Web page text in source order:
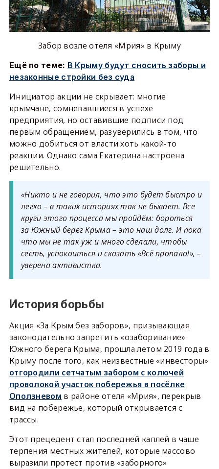
Забор возле отеля «Мрия» в Крыму
Ещё по теме: В Крыму будут сносить заборы и
незаконные стройки без суда
Инициатор акции не скрывает: многие
крымчане, сомневавшиеся в успехе
предприятия, но оставившие подписи под
первым обращением, разуверились в том, что
можно добиться от власти хоть какой-то
реакции. Однако сама Екатерина настроена
решительно.
«Никто и не говорил, что это будет быстро и
легко – в таких историях так не бывает. Все
круги этого процесса мы пройдём: бороться
за Южный берег Крыма – это наш долг. И пока
что мы не так уж и много сделали, чтобы
сесть, успокоиться и сказать «Всё пропало!», –
уверена активистка.
История борьбы
Акция «За Крым без заборов», призывающая
законодательно запретить «озаборивание»
Южного берега Крыма, прошла летом 2019 года в
Крыму после того, как неизвестные «инвесторы»
отгородили сетчатым забором с колючей
проволокой участок побережья в посёлке
Оползневом в районе отеля «Мрия», перекрыв
вид на побережье, который открывается с
трассы.
Этот прецедент стал последней каплей в чаше
терпения местных жителей, которые массово
выразили протест против «заборного»